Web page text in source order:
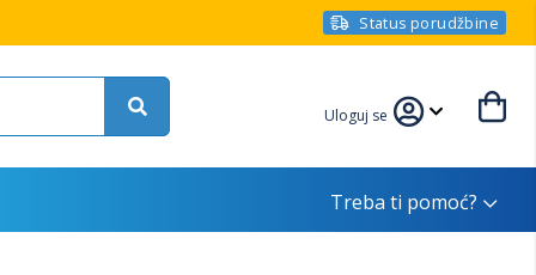
Status porudžbine
Uloguj se
Treba ti pomoć?